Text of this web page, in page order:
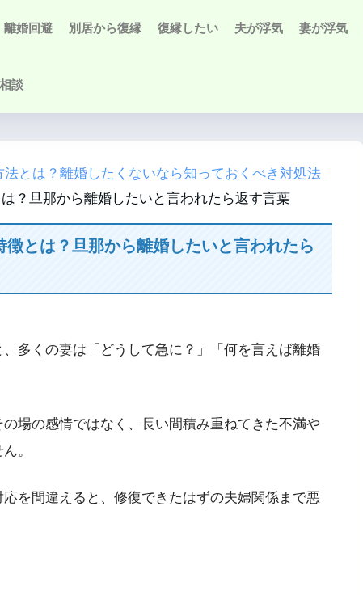
離婚回避 別居から復縁 復縁したい 夫が浮気 妻が浮気
談
とは？離婚したくないなら知っておくべき対処法
？旦那から離婚したいと言われたら返す言葉
とは？旦那から離婚したいと言われたら
多くの妻は「どうして急に？」「何を言えば離婚
場の感情ではなく、長い間積み重ねてきた不満や
。
を間違えると、修復できたはずの夫婦関係まで悪